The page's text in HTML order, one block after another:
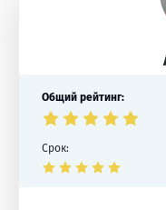
Общий рейтинг:
Срок: